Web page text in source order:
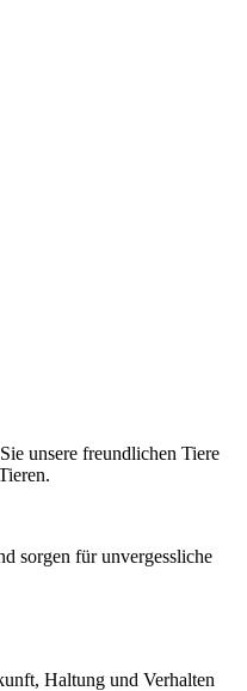
unsere freundlichen Tiere
sorgen für unvergessliche
Haltung und Verhalten